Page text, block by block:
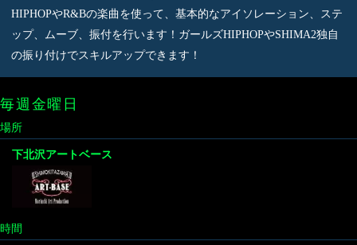
HIPHOPやR&Bの楽曲を使って、基本的なアイソレーション、ステ
ップ、ムーブ、振付を行います！ガールズHIPHOPやSHIMA2独自
の振り付けでスキルアップできます！
毎週金曜日
場所
下北沢アートベース
時間